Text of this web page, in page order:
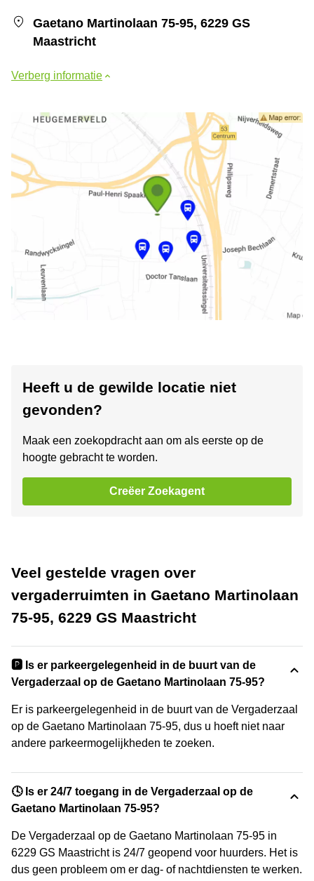
Gaetano Martinolaan 75-95, 6229 GS
Maastricht
Verberg informatie
Heeft u de gewilde locatie niet
gevonden?
Maak een zoekopdracht aan om als eerste op de
hoogte gebracht te worden.
Creëer Zoekagent
Veel gestelde vragen over
vergaderruimten in Gaetano Martinolaan
75-95, 6229 GS Maastricht
🅿️ Is er parkeergelegenheid in de buurt van de
Vergaderzaal op de Gaetano Martinolaan 75-95?
Er is parkeergelegenheid in de buurt van de Vergaderzaal
op de Gaetano Martinolaan 75-95, dus u hoeft niet naar
andere parkeermogelijkheden te zoeken.
🕓 Is er 24/7 toegang in de Vergaderzaal op de
Gaetano Martinolaan 75-95?
De Vergaderzaal op de Gaetano Martinolaan 75-95 in
6229 GS Maastricht is 24/7 geopend voor huurders. Het is
dus geen probleem om er dag- of nachtdiensten te werken.